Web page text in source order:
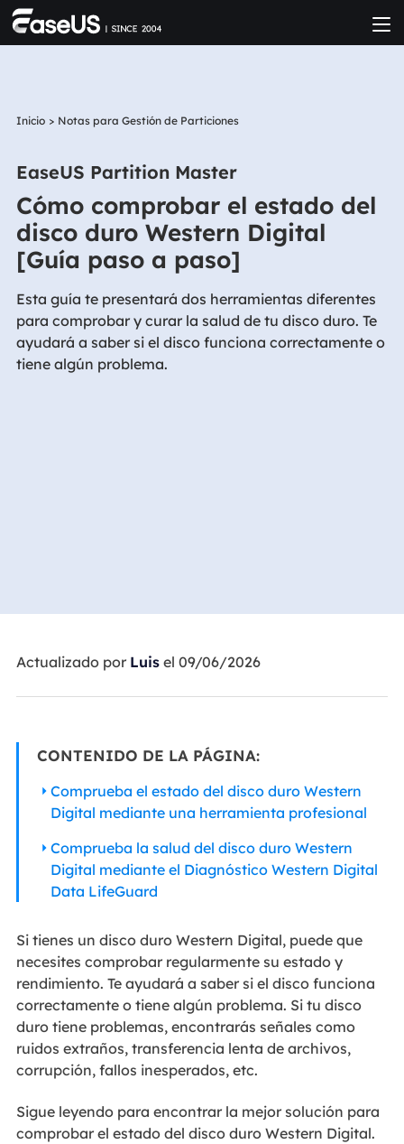
Inicio > Notas para Gestión de Particiones
EaseUS Partition Master
Cómo comprobar el estado del
disco duro Western Digital
[Guía paso a paso]
Esta guía te presentará dos herramientas diferentes
para comprobar y curar la salud de tu disco duro. Te
ayudará a saber si el disco funciona correctamente o
tiene algún problema.
Actualizado por Luisel 09/06/2026
CONTENIDO DE LA PÁGINA:
Comprueba el estado del disco duro Western
Digital mediante una herramienta profesional
Comprueba la salud del disco duro Western
Digital mediante el Diagnóstico Western Digital
Data LifeGuard
Si tienes un disco duro Western Digital, puede que
necesites comprobar regularmente su estado y
rendimiento. Te ayudará a saber si el disco funciona
correctamente o tiene algún problema. Si tu disco
duro tiene problemas, encontrarás señales como
ruidos extraños, transferencia lenta de archivos,
corrupción, fallos inesperados, etc.
Sigue leyendo para encontrar la mejor solución para
comprobar el estado del disco duro Western Digital.